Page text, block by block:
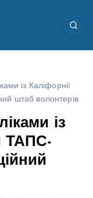
із Каліфорнії
штаб волонтерів
із
ТАПС-